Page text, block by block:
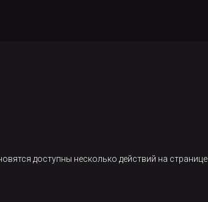
доступны несколько действий на странице